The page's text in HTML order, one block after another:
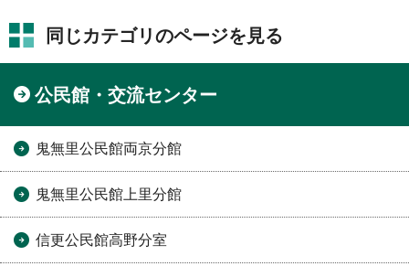
同じカテゴリのページを見る
公民館・交流センター
鬼無里公民館両京分館
鬼無里公民館上里分館
信更公民館高野分室